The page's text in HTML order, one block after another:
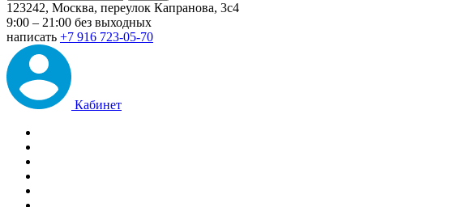
123242, Москва, переулок Капранова, 3с4
9:00 – 21:00 без выходных
написать +7 916 723-05-70
Кабинет